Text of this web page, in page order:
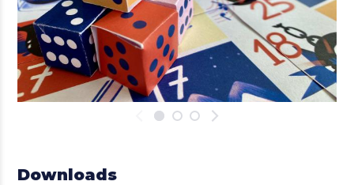
Downloads